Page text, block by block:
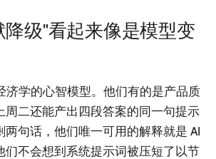
降级"看起来像是模型变
济学的心智模型。他们有的是产品质
周二还能产出四段答案的同一句提示
两句话，他们唯一可用的解释就是 AI
们不会想到系统提示词被压短了以节